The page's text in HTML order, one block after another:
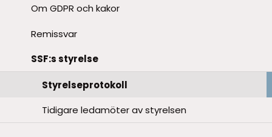
Om GDPR och kakor
Remissvar
SSF:s styrelse
Styrelseprotokoll
Tidigare ledamöter av styrelsen